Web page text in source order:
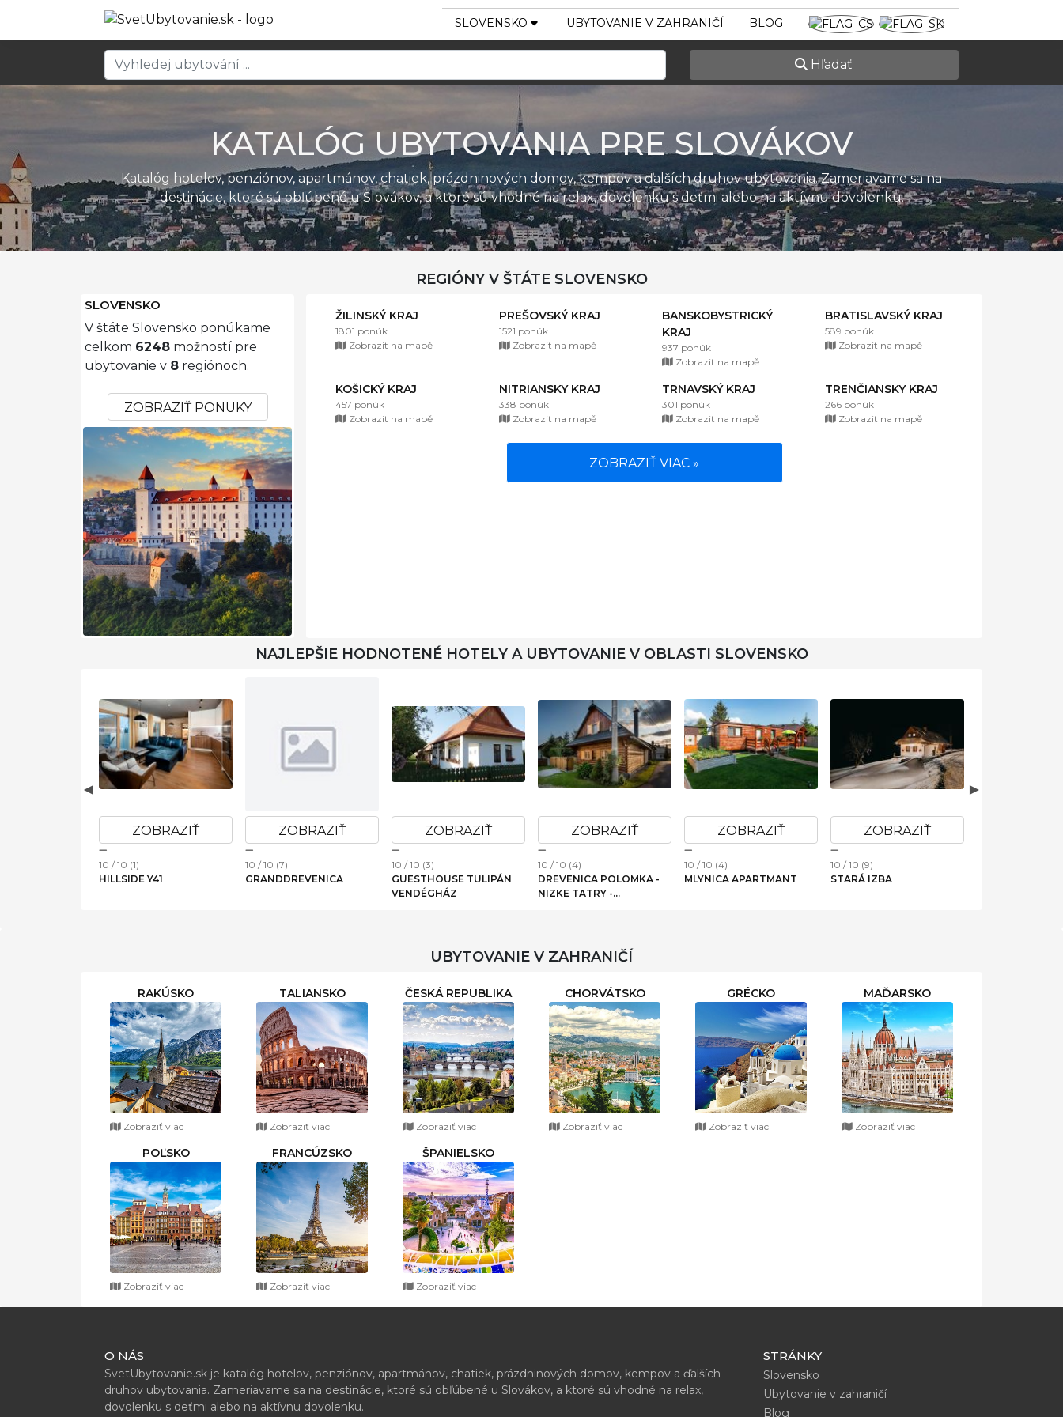
SLOVENSKO UBYTOVANIE V ZAHRANIČÍ BLOG
Hľadať
KATALÓG UBYTOVANIA PRE SLOVÁKOV
Katalóg hotelov, penziónov, apartmánov, chatiek, prázdninových domov, kempov a ďalších druhov ubytovania. Zameriavame sa na
destinácie, ktoré sú obľúbené u Slovákov, a ktoré sú vhodné na relax, dovolenku s deťmi alebo na aktívnu dovolenku.
REGIÓNY V ŠTÁTE SLOVENSKO
SLOVENSKO
V štáte Slovensko ponúkame
celkom 6248 možností pre
ubytovanie v 8 regiónoch.
ZOBRAZIŤ PONUKY
ŽILINSKÝ KRAJ
1801 ponúk
Zobrazit na mapě
PREŠOVSKÝ KRAJ
1521 ponúk
Zobrazit na mapě
BANSKOBYSTRICKÝ
KRAJ
937 ponúk
Zobrazit na mapě
BRATISLAVSKÝ KRAJ
589 ponúk
Zobrazit na mapě
KOŠICKÝ KRAJ
457 ponúk
Zobrazit na mapě
NITRIANSKY KRAJ
338 ponúk
Zobrazit na mapě
TRNAVSKÝ KRAJ
301 ponúk
Zobrazit na mapě
TRENČIANSKY KRAJ
266 ponúk
Zobrazit na mapě
ZOBRAZIŤ VIAC »
NAJLEPŠIE HODNOTENÉ HOTELY A UBYTOVANIE V OBLASTI SLOVENSKO
ZOBRAZIŤ
10 / 10 (1)
HILLSIDE Y41
ZOBRAZIŤ
10 / 10 (7)
GRANDDREVENICA
ZOBRAZIŤ
10 / 10 (3)
GUESTHOUSE TULIPÁN
VENDÉGHÁZ
ZOBRAZIŤ
10 / 10 (4)
DREVENICA POLOMKA -
NIZKE TATRY -
ZOBRAZIŤ
10 / 10 (4)
MLYNICA APARTMANT
ZOBRAZIŤ
10 / 10 (9)
STARÁ IZBA
UBYTOVANIE V ZAHRANIČÍ
RAKÚSKO
Zobraziť viac
TALIANSKO
Zobraziť viac
ČESKÁ REPUBLIKA
Zobraziť viac
CHORVÁTSKO
Zobraziť viac
GRÉCKO
Zobraziť viac
MAĎARSKO
Zobraziť viac
POĽSKO
Zobraziť viac
FRANCÚZSKO
Zobraziť viac
ŠPANIELSKO
Zobraziť viac
O NÁS
SvetUbytovanie.sk je katalóg hotelov, penziónov, apartmánov, chatiek, prázdninových domov, kempov a ďalších
druhov ubytovania. Zameriavame sa na destinácie, ktoré sú obľúbené u Slovákov, a ktoré sú vhodné na relax,
dovolenku s deťmi alebo na aktívnu dovolenku.
STRÁNKY
Slovensko
Ubytovanie v zahraničí
Blog